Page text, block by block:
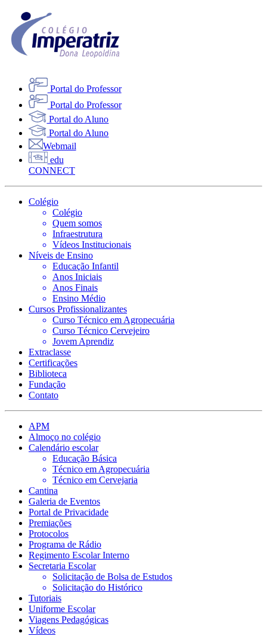
Portal do Professor
Portal do Professor
Portal do Aluno
Portal do Aluno
Webmail
edu
CONNECT
Colégio
Colégio
Quem somos
Infraestrutura
Vídeos Institucionais
Níveis de Ensino
Educação Infantil
Anos Iniciais
Anos Finais
Ensino Médio
Cursos Profissionalizantes
Curso Técnico em Agropecuária
Curso Técnico Cervejeiro
Jovem Aprendiz
Extraclasse
Certificações
Biblioteca
Fundação
Contato
APM
Almoço no colégio
Calendário escolar
Educação Básica
Técnico em Agropecuária
Técnico em Cervejaria
Cantina
Galeria de Eventos
Portal de Privacidade
Premiações
Protocolos
Programa de Rádio
Regimento Escolar Interno
Secretaria Escolar
Solicitação de Bolsa de Estudos
Solicitação do Histórico
Tutoriais
Uniforme Escolar
Viagens Pedagógicas
Vídeos